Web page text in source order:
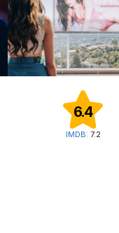
6.4
IMDB: 7.2